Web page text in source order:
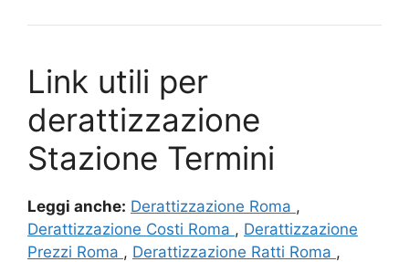
Link utili per
derattizzazione
Stazione Termini
Leggi anche: Derattizzazione Roma ,
Derattizzazione Costi Roma , Derattizzazione
Prezzi Roma , Derattizzazione Ratti Roma ,